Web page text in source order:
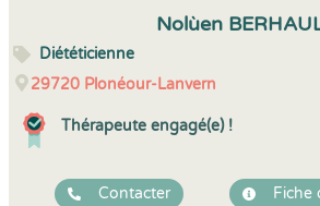
Nolùen
Diététicienne
29720 Plonéour-Lanvern
Thérapeute engagé(e) !
Contacter Fiche